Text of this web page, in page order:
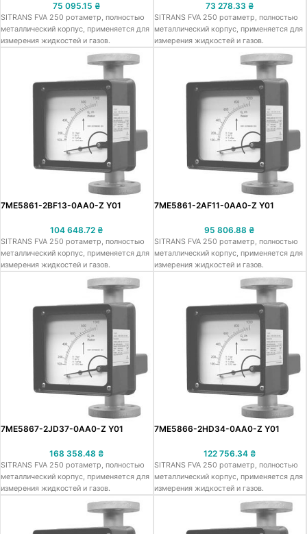
75 095.15 ₴
SITRANS FVA 250 ротаметр, полностью
металлический корпус, применяется для
измерения жидкостей и газов.
73 278.33 ₴
SITRANS FVA 250 ротаметр, полностью
металлический корпус, применяется для
измерения жидкостей и газов.
7ME5861-2BF13-0AA0-Z Y01
104 648.72 ₴
SITRANS FVA 250 ротаметр, полностью
металлический корпус, применяется для
измерения жидкостей и газов.
7ME5861-2AF11-0AA0-Z Y01
95 806.88 ₴
SITRANS FVA 250 ротаметр, полностью
металлический корпус, применяется для
измерения жидкостей и газов.
7ME5867-2JD37-0AA0-Z Y01
168 358.48 ₴
SITRANS FVA 250 ротаметр, полностью
металлический корпус, применяется для
измерения жидкостей и газов.
7ME5866-2HD34-0AA0-Z Y01
122 756.34 ₴
SITRANS FVA 250 ротаметр, полностью
металлический корпус, применяется для
измерения жидкостей и газов.